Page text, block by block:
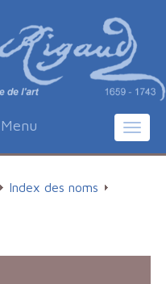
Menu
Index des noms